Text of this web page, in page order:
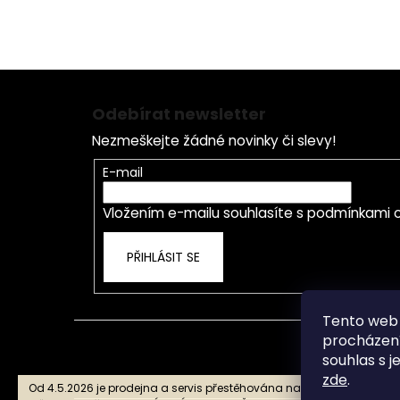
Tento
souhlas s
zde.
Od 4.5.2026 je prodejna a servis přestěhována na nové adrese Staré
Odebírat newsletter
Nezmeškejte žádné novinky či slevy!
E-mail
Vložením e-mailu souhlasíte s podmínkami
PŘIHLÁSIT SE